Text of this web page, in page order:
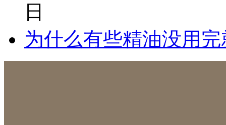
日
为什么有些精油没用